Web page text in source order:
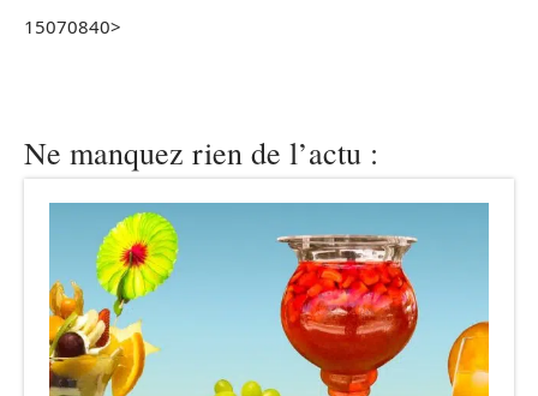
15070840>
Ne manquez rien de l’actu :